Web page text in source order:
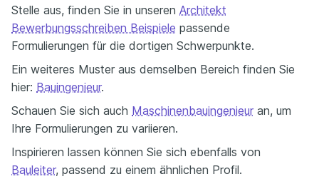
Stelle aus, finden Sie in unseren Architekt
Bewerbungsschreiben Beispiele passende
Formulierungen für die dortigen Schwerpunkte.
Ein weiteres Muster aus demselben Bereich finden Sie
hier: Bauingenieur.
Schauen Sie sich auch Maschinenbauingenieur an, um
Ihre Formulierungen zu variieren.
Inspirieren lassen können Sie sich ebenfalls von
Bauleiter, passend zu einem ähnlichen Profil.